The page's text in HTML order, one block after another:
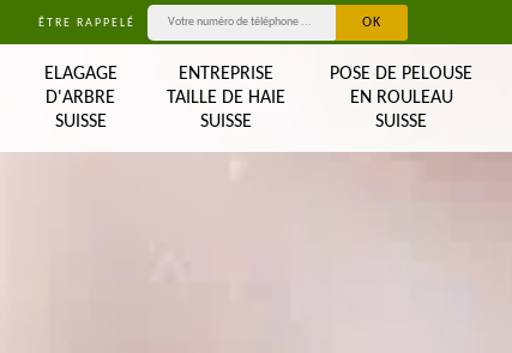
ÊTRE RAPPELÉ
ELAGAGE
D'ARBRE
SUISSE
ENTREPRISE
TAILLE DE HAIE
SUISSE
POSE DE PELOUSE
EN ROULEAU
SUISSE